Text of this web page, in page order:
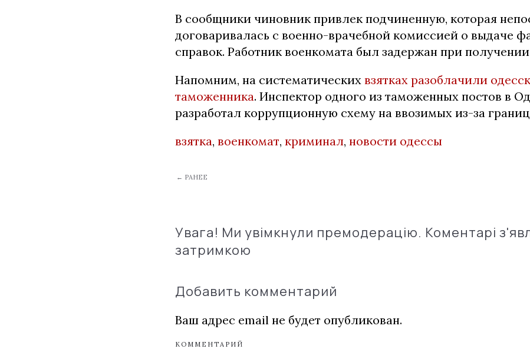
В сообщники чиновник привлек подчиненную, которая
договаривалась с военно-врачебной комиссией о выдаче
справок. Работник военкомата был задержан при получении
Напомним, на систематических взятках разоблачили
таможенника. Инспектор одного из таможенных постов в
разработал коррупционную схему на ввозимых из-за
взятка, военкомат, криминал, новости одессы
← РАНЕЕ
Увага! Ми увімкнули премодерацію. Коментарі
затримкою
Добавить комментарий
Ваш адрес email не будет опубликован.
КОММЕНТАРИЙ